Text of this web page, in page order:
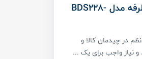
قفسه فروشگاهی دوطرفه مدل BDS228-
در چیدمان کالا و
نیاز واجب برای یک ...